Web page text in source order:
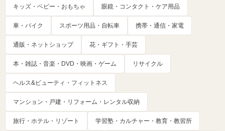
キッズ・ベビー・おもちゃ 眼鏡・コンタクト・ケア用品
車・バイク スポーツ用品・自転車 携帯・通信・家電
通販・ネットショップ 花・ギフト・手芸
本・雑誌・音楽・DVD・映画・ゲーム リサイクル
ヘルス&ビューティ・フィットネス
マンション・戸建・リフォーム・レンタル収納
旅行・ホテル・リゾート 学習塾・カルチャー・教育・教習所